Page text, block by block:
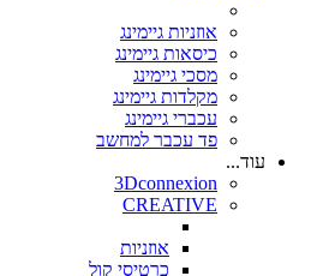
אוזניות גיימינג
כיסאות גיימינג
מסכי גיימינג
מקלדות גיימינג
עכברי גיימינג
פד עכבר למחשב
עוד...
3Dconnexion
CREATIVE
אוזניות
כרטיסי קול